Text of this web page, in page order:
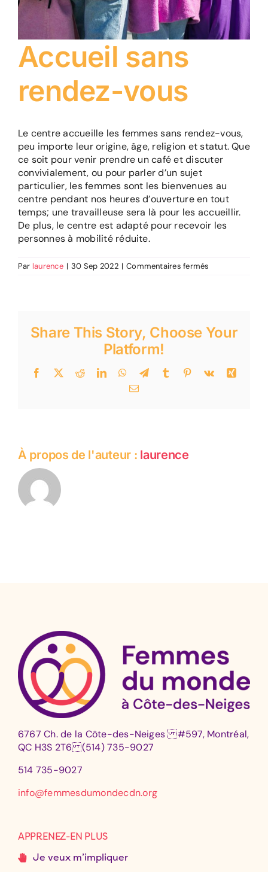
Accueil sans
rendez-vous
Le centre accueille les femmes sans rendez-vous,
peu importe leur origine, âge, religion et statut. Que
ce soit pour venir prendre un café et discuter
convivialement, ou pour parler d’un sujet
particulier, les femmes sont les bienvenues au
centre pendant nos heures d’ouverture en tout
temps; une travailleuse sera là pour les accueillir.
De plus, le centre est adapté pour recevoir les
personnes à mobilité réduite.
Par laurence | 30 Sep 2022 | Commentaires fermés
Share This Story, Choose Your
Platform!
Facebook
TwitterRedditLinkedInWhatsApp
TelegramTumblr Pinterest
Vk
Xing
Email
À propos de l'auteur : laurence
6767 Ch. de la Côte-des-Neiges #597, Montréal,
QC H3S 2T6 (514) 735-9027
514 735-9027
info@femmesdumondecdn.org
APPRENEZ-EN PLUS
Je veux m’impliquer